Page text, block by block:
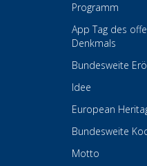
Programm
App Tag des
Denkmals
Bundesweite
Idee
European
Bundesweite
Motto